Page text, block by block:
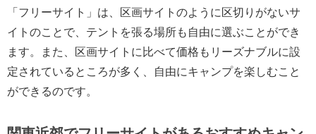
「フリーサイト」は、区画サイトのように区切りがないサ
イトのことで、テントを張る場所も自由に選ぶことができ
ます。また、区画サイトに比べて価格もリーズナブルに設
定されているところが多く、自由にキャンプを楽しむこと
ができるのです。